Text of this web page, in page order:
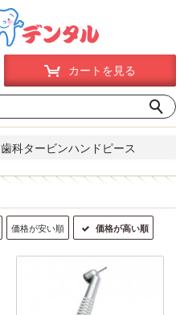
カートを見る
歯科タービンハンドピース
価格が安い順 価格が高い順